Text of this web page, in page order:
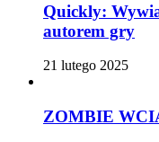
Quickly:
autorem gry
21 lutego 2025
ZOMBIE